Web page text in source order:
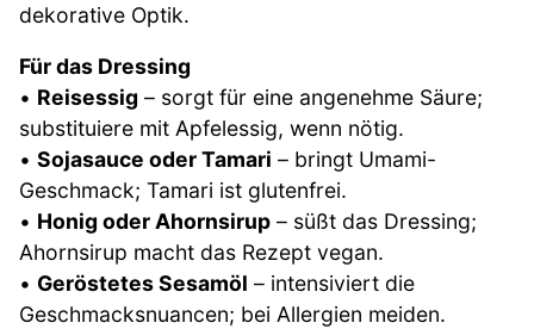
dekorative Optik.
Für das Dressing
• Reisessig – sorgt für eine angenehme Säure;
substituiere mit Apfelessig, wenn nötig.
• Sojasauce oder Tamari – bringt Umami-
Geschmack; Tamari ist glutenfrei.
• Honig oder Ahornsirup – süßt das Dressing;
Ahornsirup macht das Rezept vegan.
• Geröstetes Sesamöl – intensiviert die
Geschmacksnuancen; bei Allergien meiden.